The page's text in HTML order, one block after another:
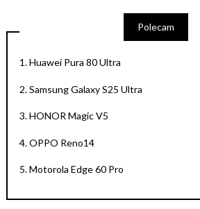
Polecam
1.Huawei Pura 80 Ultra
2.Samsung Galaxy S25 Ultra
3.HONOR Magic V5
4.OPPO Reno14
5.Motorola Edge 60 Pro